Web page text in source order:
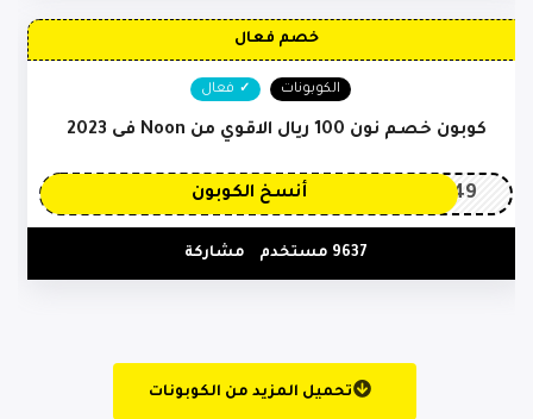
خصم فعال
الكوبونات فعال
كوبون خصم نون 100 ريال الاقوي من Noon فى 2023
OP149 أنسخ الكوبون
9637 مستخدم مشاركة
تحميل المزيد من الكوبونات